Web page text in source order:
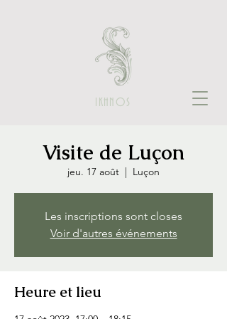
IKHNOS
Visite de Luçon
jeu. 17 août
  |
Luçon
Les inscriptions sont closes
Voir d'autres événements
Heure et lieu